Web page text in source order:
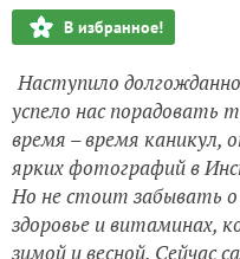
В избранное!
Наступило
успело нас порадовать
время – время каникул,
ярких фотографий в
Но не стоит забывать
здоровье и витаминах,
зимой и весной. Сейчас